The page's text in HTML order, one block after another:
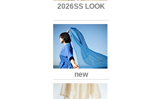
2026SS LOOK
new